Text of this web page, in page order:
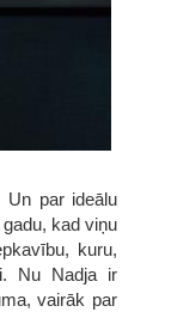
Un par ideālu
kad viņu
kuru,
Nu Nadja ir
vairāk par